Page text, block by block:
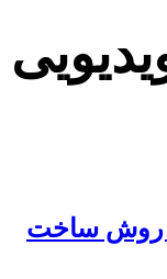
روش ساخت